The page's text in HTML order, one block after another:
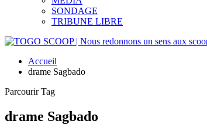
SONDAGE
TRIBUNE LIBRE
Accueil
drame Sagbado
Parcourir Tag
drame Sagbado